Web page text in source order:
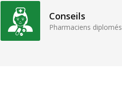
Conseils
Pharmaciens diplomés